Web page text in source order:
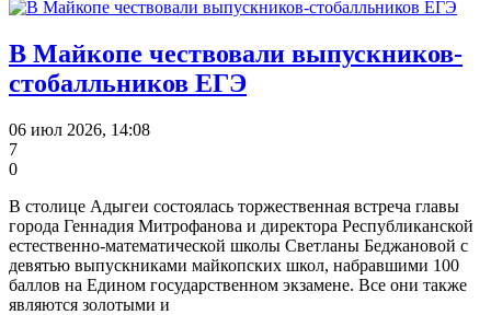
В Майкопе чествовали выпускников-
стобалльников ЕГЭ
06 июл 2026, 14:08
7
0
В столице Адыгеи состоялась торжественная встреча главы
города Геннадия Митрофанова и директора Республиканской
естественно-математической школы Светланы Беджановой с
девятью выпускниками майкопских школ, набравшими 100
баллов на Едином государственном экзамене. Все они также
являются золотыми и